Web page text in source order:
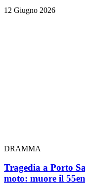
12 Giugno 2026
DRAMMA
Tragedia a Porto
moto: muore il